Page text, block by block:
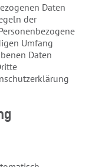
Daten
der
Umfang
Daten